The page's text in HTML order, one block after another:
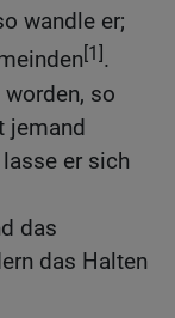
wandle er;
[1].
so
jemand
er sich
das
das Halten